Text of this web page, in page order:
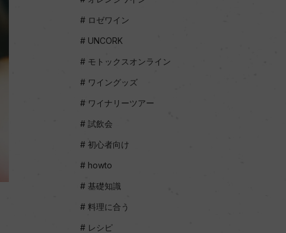
ロゼワイン
UNCORK
モトックスオンライン
ワイングッズ
ワイナリーツアー
試飲会
初心者向け
howto
基礎知識
料理に合う
レシピ